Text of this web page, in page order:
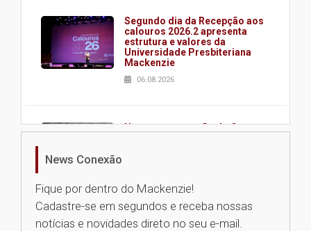
Segundo dia da Recepção aos
calouros 2026.2 apresenta
estrutura e valores da
Universidade Presbiteriana
Mackenzie
06.08.2026
Nova apresentação do Centro
Universidade Mackenzie
realizará nova edição da Feira
News Conexão
Fique por dentro do Mackenzie!
Cadastre-se em segundos e receba nossas
notícias e novidades direto no seu e-mail.